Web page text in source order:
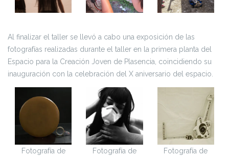
Al finalizar el taller se llevó a cabo una exposición de las
fotografías realizadas durante el taller en la primera planta del
Espacio para la Creación Joven de Plasencia, coincidiendo su
inauguración con la celebración del X aniversario del espacio.
Fotografía de
Fotografía de
Fotografía de